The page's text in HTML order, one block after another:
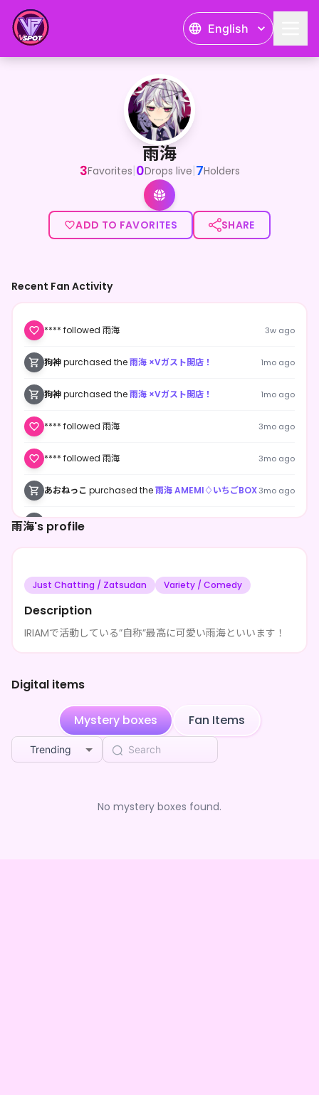
English
雨海
IRIAMで活動している”自称”最高に可愛い雨海といいます！
雨海
3Favorites|0Drops live|7Holders
ADD TO FAVORITES SHARE
雨海's profile
Just Chatting / Zatsudan Variety / Comedy
Description
IRIAMで活動している”自称”最高に可愛い雨海といいます！
Digital items
Mystery boxes Fan Items
Trending
No mystery boxes found.
Recent Fan Activity
**** followed 雨海 3w ago
狗神purchased the雨海 ×Vガスト開店！ 1mo ago
狗神purchased the雨海 ×Vガスト開店！ 1mo ago
**** followed 雨海 3mo ago
**** followed 雨海 3mo ago
あおねっこ purchased the雨海 AMEMI♢いちごBOX3mo ago
緑青 萌葱purchased the